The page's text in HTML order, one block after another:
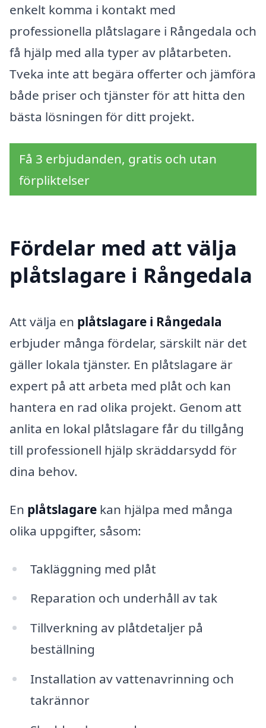
enkelt komma i kontakt med
professionella plåtslagare i Rångedala och
få hjälp med alla typer av plåtarbeten.
Tveka inte att begära offerter och jämföra
både priser och tjänster för att hitta den
bästa lösningen för ditt projekt.
Få 3 erbjudanden, gratis och utan
förpliktelser
Fördelar med att välja
plåtslagare i Rångedala
Att välja en plåtslagare i Rångedala
erbjuder många fördelar, särskilt när det
gäller lokala tjänster. En plåtslagare är
expert på att arbeta med plåt och kan
hantera en rad olika projekt. Genom att
anlita en lokal plåtslagare får du tillgång
till professionell hjälp skräddarsydd för
dina behov.
En plåtslagare kan hjälpa med många
olika uppgifter, såsom:
Takläggning med plåt
Reparation och underhåll av tak
Tillverkning av plåtdetaljer på
beställning
Installation av vattenavrinning och
takrännor